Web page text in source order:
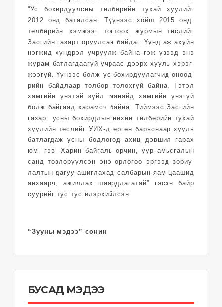
“Ус бохирдуулсны төл­бөрийн тухай хуулийг
2012 онд баталсан. Түүнээс хойш 2015 онд
төлбөрийн хэмжээг тогтоох журмын төслийг
Засгийн газарт оруулсан байдаг. Үүнд аж ахуйн
нэгжид хүндрэл учруулж байна гэж үзээд энэ
журам батлагдаагүй уч­раас дээрх хууль хэрэг­­
жээгүй. Үүнээс болж ус бохирдуулагчид өнөөд­
рийн байдлаар төлбөр төлөхгүй байна. Гэтэл
хамгийн үнэтэй зүйл манайд хамгийн үнэгүй
болж байгаад харамсч байна. Тиймээс Засгийн
газар усны бохирдлын нөхөн төлбөрийн тухай
хуулийн төслийг УИХ-д өргөн барьснаар хууль
батлагдаж усны бодлогод ахиц дэвшил гарах
юм” гэв. Харин байгаль орчин, уур амьсгалын
санд төв­лө­рүүлсэн энэ орлогоо эр­гээд зориу­
лалтын дагуу ашиг­­лахад салбарын яам цаашид
ан­хаарч, ажиллах шаард­­­лагатай” гэсэн байр
суурийг тус тус илэрхийлсэн.
“Зууны мэдээ” сонин
БУСАД МЭДЭЭ